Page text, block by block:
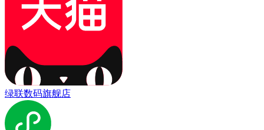
绿联数码旗舰店